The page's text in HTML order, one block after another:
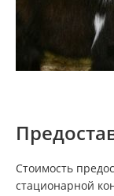
Стоимость
стационарной